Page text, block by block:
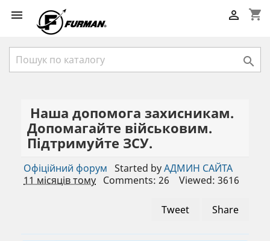
 shopping_cart


Наша допомога захисникам.
Допомагайте військовим.
Підтримуйте ЗСУ.
Офіційний форум Started byАДМИН САЙТА
11 місяців тому Comments: 26 Viewed: 3616
Tweet Share